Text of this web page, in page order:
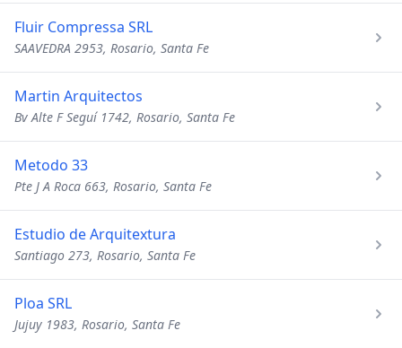
Fluir Compressa SRL
SAAVEDRA 2953, Rosario, Santa Fe
Martin Arquitectos
Bv Alte F Seguí 1742, Rosario, Santa Fe
Metodo 33
Pte J A Roca 663, Rosario, Santa Fe
Estudio de Arquitextura
Santiago 273, Rosario, Santa Fe
Ploa SRL
Jujuy 1983, Rosario, Santa Fe